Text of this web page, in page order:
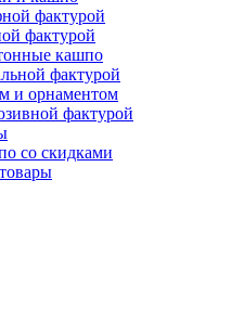
фактурой
фактурой
кашпо
фактурой
и орнаментом
фактурой
со скидками